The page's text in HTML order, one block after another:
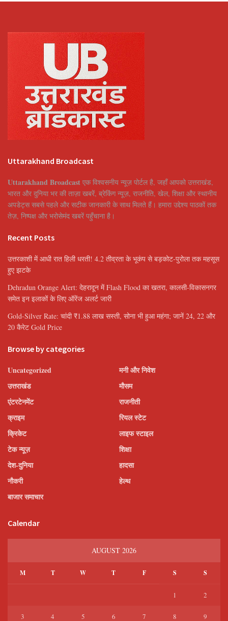
Uttarakhand Broadcast
Uttarakhand Broadcast एक विश्वसनीय न्यूज़ पोर्टल है, जहाँ आपको उत्तराखंड,
भारत और दुनिया भर की ताज़ा खबरें, ब्रेकिंग न्यूज़, राजनीति, खेल, शिक्षा और स्थानीय
अपडेट्स सबसे पहले और सटीक जानकारी के साथ मिलते हैं। हमारा उद्देश्य पाठकों तक
तेज़, निष्पक्ष और भरोसेमंद खबरें पहुँचाना है।
Recent Posts
उत्तरकाशी में आधी रात हिली धरती! 4.2 तीव्रता के भूकंप से बड़कोट-पुरोला तक महसूस
हुए झटके
Dehradun Orange Alert: देहरादून में Flash Flood का खतरा, कालसी-विकासनगर
समेत इन इलाकों के लिए ऑरेंज अलर्ट जारी
Gold-Silver Rate: चांदी ₹1.88 लाख सस्ती, सोना भी हुआ महंगा; जानें 24, 22 और
20 कैरेट Gold Price
Browse by categories
Uncategorized
उत्तराखंड
एंटरटेनमेंट
क्राइम
क्रिकेट
टेक न्यूज़
देश-दुनिया
नौकरी
बाजार समाचार
मनी और निवेश
मौसम
राजनीती
रियल स्टेट
लाइफ स्टाइल
शिक्षा
हादसा
हेल्थ
Calendar
AUGUST 2026
M T W T F S S
1 2
3 4 5 6 7 8 9